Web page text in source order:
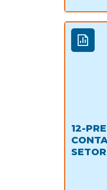
12-
SETOR